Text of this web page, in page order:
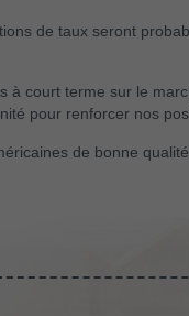
de taux seront
à court terme sur le
pour renforcer nos
de bonne